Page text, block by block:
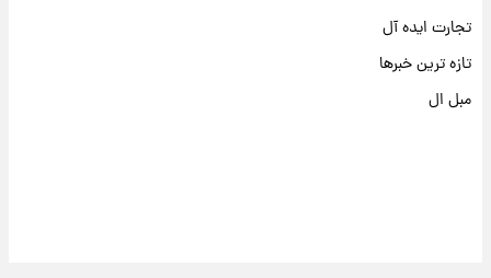
تجارت ایده آل
تازه ترین خبرها
مبل ال